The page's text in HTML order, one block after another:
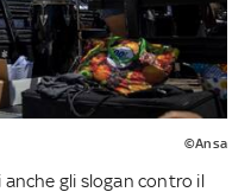
©Ansa
gli slogan contro il